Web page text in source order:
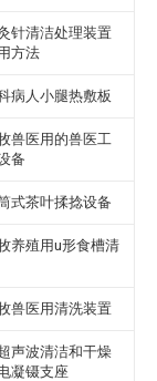
针清洁处理装置
方法
病人小腿热敷板
兽医用的兽医工
备
式茶叶揉捻设备
养殖用u形食槽清
兽医用清洗装置
声波清洁和干燥
凝镊支座